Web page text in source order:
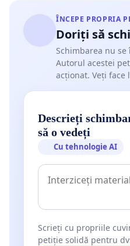
ÎNCEPE PROPRIA
Doriți să
Schimbarea nu
Autorul acestei
acționat. Veți face
Descrieți
să o vedeți
Cu tehnologie AI
Scrieți cu propriile
petiție solidă pentru